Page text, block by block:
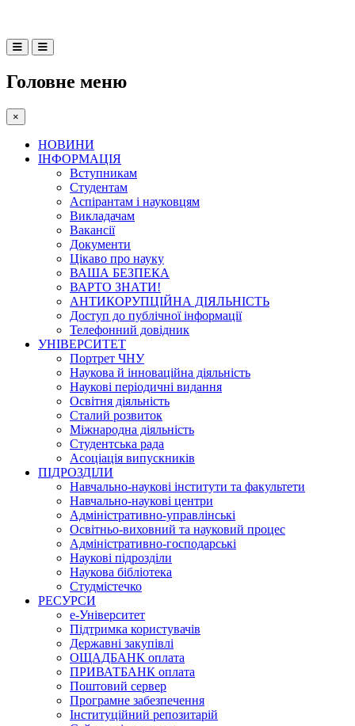
Головне меню
×
НОВИНИ
ІНФОРМАЦІЯ
Вступникам
Студентам
Аспірантам і науковцям
Викладачам
Вакансії
Документи
Цікаво про науку
ВАША БЕЗПЕКА
ВАРТО ЗНАТИ!
АНТИКОРУПЦІЙНА ДІЯЛЬНІСТЬ
Доступ до публічної інформації
Телефонний довідник
УНІВЕРСИТЕТ
Портрет ЧНУ
Наукова й інноваційна діяльність
Наукові періодичні видання
Освітня діяльність
Сталий розвиток
Міжнародна діяльність
Студентська рада
Асоціація випускників
ПІДРОЗДІЛИ
Навчально-наукові інститути та факультети
Навчально-наукові центри
Адміністративно-управлінські
Освітньо-виховний та науковий процес
Адміністративно-господарські
Наукові підрозділи
Наукова бібліотека
Студмістечко
РЕСУРСИ
е-Університет
Підтримка користувачів
Державні закупівлі
ОЩАДБАНК оплата
ПРИВАТБАНК оплата
Поштовий сервер
Програмне забезпечення
Інституційний репозитарій